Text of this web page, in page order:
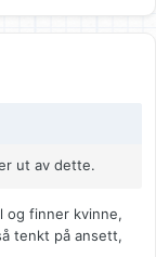
ut av dette.
og finner kvinne,
tenkt på ansett,